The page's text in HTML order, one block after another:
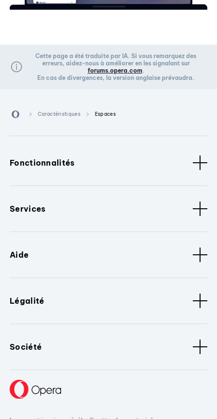
Cette page a été traduite par IA. Si vous remarquez des
erreurs, aidez-nous à améliorer en les signalant sur
forums.opera.com.
En cas de divergences, la version anglaise prévaudra.
Caractéristiques Espaces
Fonctionnalités
Services
Aide
Légalité
Société